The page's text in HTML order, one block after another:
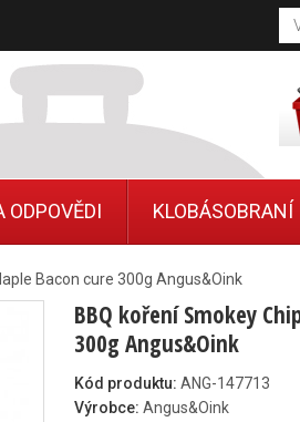
Bacon cure 300g Angus&Oink
BBQ koření Smokey
300g Angus&Oink
Kód produktu: ANG-147713
Výrobce: Angus&Oink
ODPOVĚDI KLOBÁSOBRANÍ